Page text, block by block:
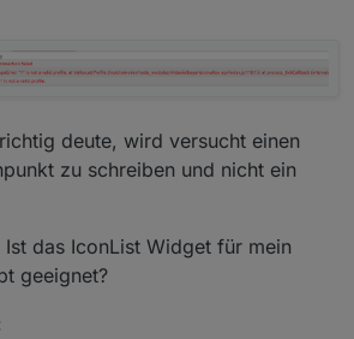
deute, wird versucht einen
zu schreiben und nicht ein
Ist das IconList Widget für mein
geeignet?